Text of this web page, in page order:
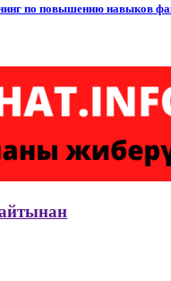
по повышению навыков